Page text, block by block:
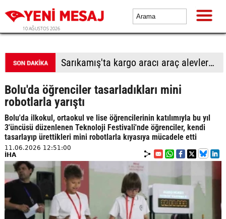
10 AĞUSTOS 2026
Elektronik sigaralar "daha az zararlı" değil!
Bolu'da öğrenciler tasarladıkları mini
robotlarla yarıştı
Bolu'da ilkokul, ortaokul ve lise öğrencilerinin katılımıyla bu yıl
3'üncüsü düzenlenen Teknoloji Festivali'nde öğrenciler, kendi
tasarlayıp ürettikleri mini robotlarla kıyasıya mücadele etti
11.06.2026 12:51:00
İHA